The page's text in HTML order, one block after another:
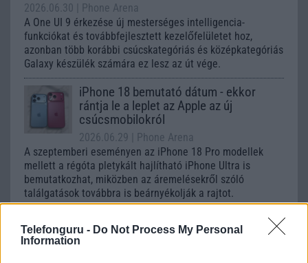
Telefonguru - Do Not Process My Personal
Information
2026.06.30
| Phone Arena
A One UI 9 érkezése új mesterséges intelligencia-
funkciókat és továbbfejlesztett kezelőfelületet hoz,
azonban több korábbi csúcskategóriás és középkategóriás
Galaxy készülék számára ez lesz az út vége.
iPhone 18 bemutató dátum - ekkor
rántja le a leplet az Apple az új
csúcsmobilokról
2026.06.29
| Phone Arena
A szeptemberi eseményen az iPhone 18 Pro modellek
mellett a régóta pletykált hajlítható iPhone Ultra is
bemutatkozhat, miközben az áremelésekről szóló
találgatások továbbra is beárnyékolják a rajtot.
Az Android rejtett automatizmusai: hat
funkció, amely észrevétlenül könnyíti
meg a mindennapokat